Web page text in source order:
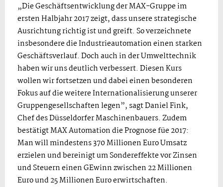
„Die Geschäftsentwicklung der MAX-Gruppe im
ersten Halbjahr 2017 zeigt, dass unsere strategische
Ausrichtung richtig ist und greift. So verzeichnete
insbesondere die Industrieautomation einen starken
Geschäftsverlauf. Doch auch in der Umwelttechnik
haben wir uns deutlich verbessert. Diesen Kurs
wollen wir fortsetzen und dabei einen besonderen
Fokus auf die weitere Internationalisierung unserer
Gruppengesellschaften legen”, sagt Daniel Fink,
Chef des Düsseldorfer Maschinenbauers. Zudem
bestätigt MAX Automation die Prognose füe 2017:
Man will mindestens 370 Millionen Euro Umsatz
erzielen und bereinigt um Sondereffekte vor Zinsen
und Steuern einen GEwinn zwischen 22 Millionen
Euro und 25 Millionen Euro erwirtschaften.